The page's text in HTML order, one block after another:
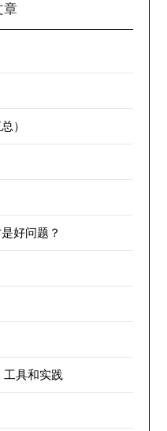
章
）
好问题？
工具和实践